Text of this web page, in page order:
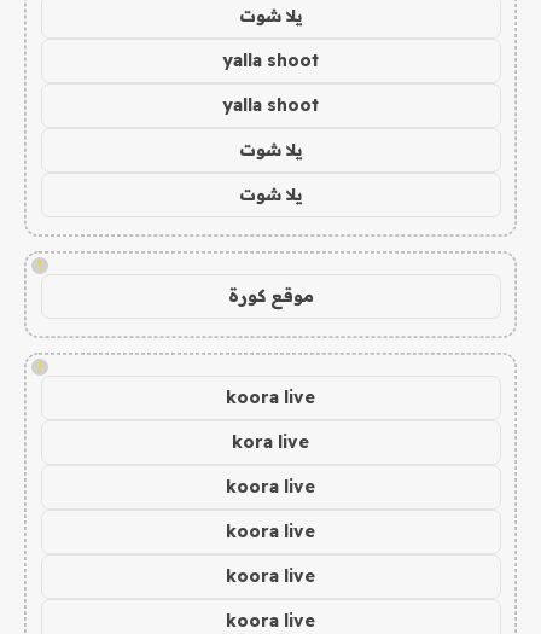
يلا شوت
yalla shoot
yalla shoot
يلا شوت
يلا شوت
!
موقع كورة
!
koora live
kora live
koora live
koora live
koora live
koora live